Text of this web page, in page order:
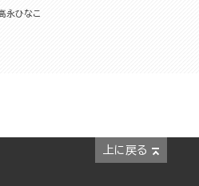
永ひなこ
上に戻る